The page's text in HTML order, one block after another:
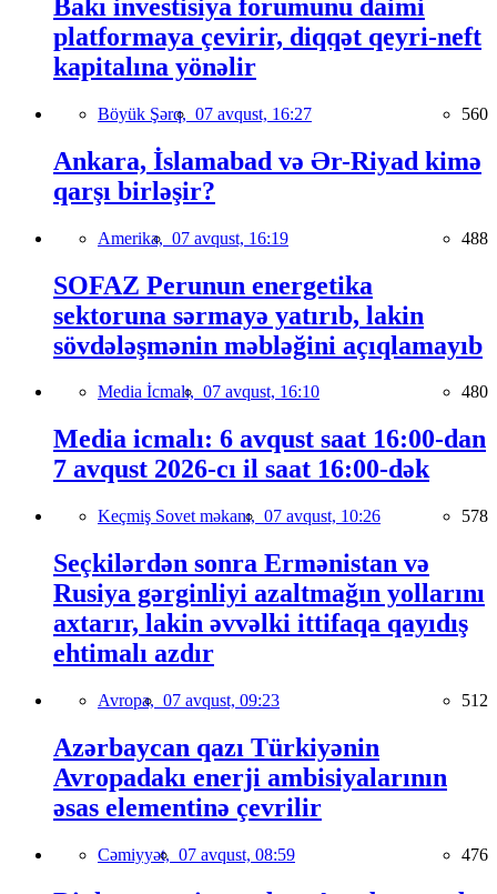
Bakı investisiya forumunu daimi
platformaya çevirir, diqqət qeyri-neft
kapitalına yönəlir
Böyük Şərq, 07 avqust, 16:27 560
Ankara, İslamabad və Ər-Riyad kimə
qarşı birləşir?
Amerika, 07 avqust, 16:19 488
SOFAZ Perunun energetika
sektoruna sərmayə yatırıb, lakin
sövdələşmənin məbləğini açıqlamayıb
Media İcmalı, 07 avqust, 16:10 480
Media icmalı: 6 avqust saat 16:00-dan
7 avqust 2026-cı il saat 16:00-dək
Keçmiş Sovet məkanı, 07 avqust, 10:26 578
Seçkilərdən sonra Ermənistan və
Rusiya gərginliyi azaltmağın yollarını
axtarır, lakin əvvəlki ittifaqa qayıdış
ehtimalı azdır
Avropa, 07 avqust, 09:23 512
Azərbaycan qazı Türkiyənin
Avropadakı enerji ambisiyalarının
əsas elementinə çevrilir
Cəmiyyət, 07 avqust, 08:59 476